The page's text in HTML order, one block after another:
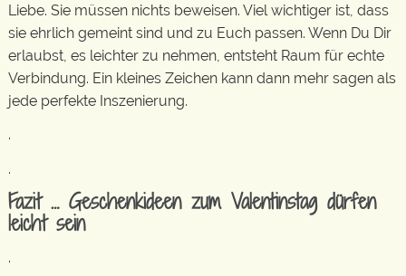
Liebe. Sie müssen nichts beweisen. Viel wichtiger ist, dass
sie ehrlich gemeint sind und zu Euch passen. Wenn Du Dir
erlaubst, es leichter zu nehmen, entsteht Raum für echte
Verbindung. Ein kleines Zeichen kann dann mehr sagen als
jede perfekte Inszenierung.
.
.
Fazit … Geschenkideen zum Valentinstag dürfen
leicht sein
.